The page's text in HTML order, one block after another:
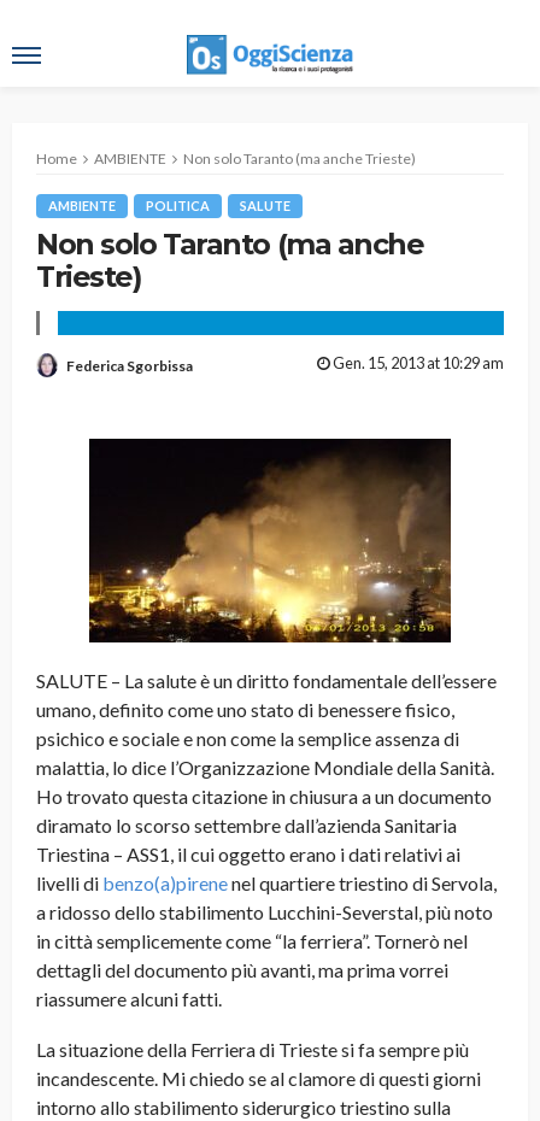
Home AMBIENTE Non solo Taranto (ma anche Trieste)
AMBIENTE POLITICA SALUTE
Non solo Taranto (ma anche
Trieste)
Federica Sgorbissa Gen. 15, 2013 at 10:29 am
SALUTE – La salute è un diritto fondamentale dell’essere
umano, definito come uno stato di benessere fisico,
psichico e sociale e non come la semplice assenza di
malattia, lo dice l’Organizzazione Mondiale della Sanità.
Ho trovato questa citazione in chiusura a un documento
diramato lo scorso settembre dall’azienda Sanitaria
Triestina – ASS1, il cui oggetto erano i dati relativi ai
livelli di benzo(a)pirenenel quartiere triestino di Servola,
a ridosso dello stabilimento Lucchini-Severstal, più noto
in città semplicemente come “la ferriera”. Tornerò nel
dettagli del documento più avanti, ma prima vorrei
riassumere alcuni fatti.
La situazione della Ferriera di Trieste si fa sempre più
incandescente. Mi chiedo se al clamore di questi giorni
intorno allo stabilimento siderurgico triestino sulla